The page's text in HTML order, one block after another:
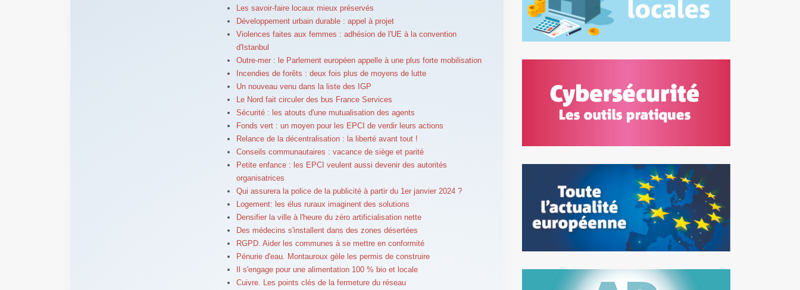
Les savoir-faire locaux mieux préservés
Développement urbain durable : appel à projet
Violences faites aux femmes : adhésion de l'UE à la convention
d'Istanbul
Outre-mer : le Parlement européen appelle à une plus forte mobilisation
Incendies de forêts : deux fois plus de moyens de lutte
Un nouveau venu dans la liste des IGP
Le Nord fait circuler des bus France Services
Sécurité : les atouts d'une mutualisation des agents
Fonds vert : un moyen pour les EPCI de verdir leurs actions
Relance de la décentralisation : la liberté avant tout !
Conseils communautaires : vacance de siège et parité
Petite enfance : les EPCI veulent aussi devenir des autorités
organisatrices
Qui assurera la police de la publicité à partir du 1er janvier 2024 ?
Logement: les élus ruraux imaginent des solutions
Densifier la ville à l'heure du zéro artificialisation nette
Des médecins s'installent dans des zones désertées
RGPD. Aider les communes à se mettre en conformité
Pénurie d'eau. Montauroux gèle les permis de construire
Il s'engage pour une alimentation 100 % bio et locale
Cuivre. Les points clés de la fermeture du réseau